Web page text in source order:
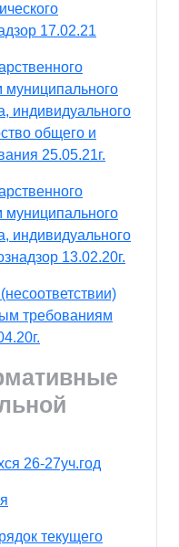
17.02.21
муниципального
индивидуального
общего и
25.05.21г.
муниципального
индивидуального
13.02.20г.
требованиям
26-27уч.год
текущего